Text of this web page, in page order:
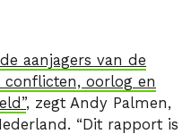
aanjagers van de
conflicten, oorlog en
, zegt Andy Palmen,
“Dit rapport is